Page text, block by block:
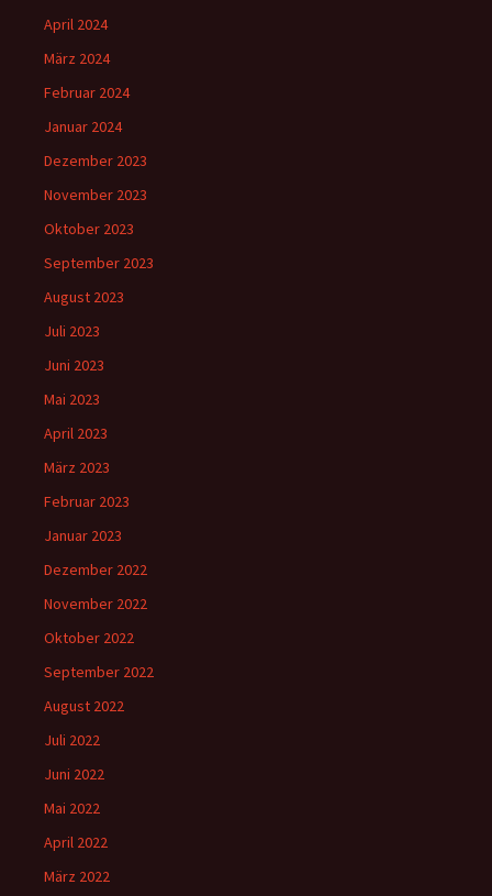
April 2024
März 2024
Februar 2024
Januar 2024
Dezember 2023
November 2023
Oktober 2023
September 2023
August 2023
Juli 2023
Juni 2023
Mai 2023
April 2023
März 2023
Februar 2023
Januar 2023
Dezember 2022
November 2022
Oktober 2022
September 2022
August 2022
Juli 2022
Juni 2022
Mai 2022
April 2022
März 2022